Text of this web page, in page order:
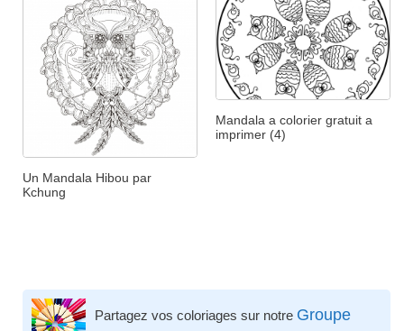
Un Mandala Hibou par
Kchung
Mandala a colorier gratuit a
imprimer (4)
Partagez vos coloriages sur notre Groupe